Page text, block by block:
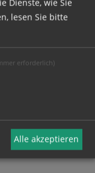
Dienste, wie Sie
lesen Sie bitte
erforderlich)
Alle akzeptieren